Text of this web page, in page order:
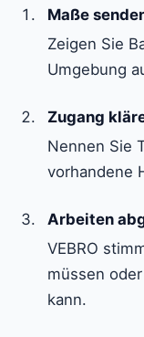
Maße
Zeigen Sie
Umgebung
Zugang
Nennen Sie
vorhandene
Arbeiten
VEBRO
müssen
kann.